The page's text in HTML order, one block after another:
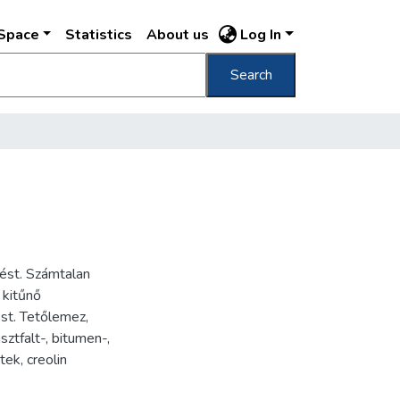
Statistics About us Log In
Search
Számtalan
kitűnő
Tetőlemez,
, bitumen-,
creolin